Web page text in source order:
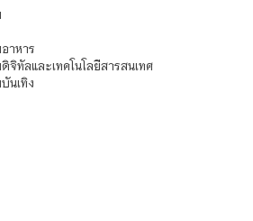
าหาร
ทัลและเทคโนโลยีสารสนเทศ
นเทิง